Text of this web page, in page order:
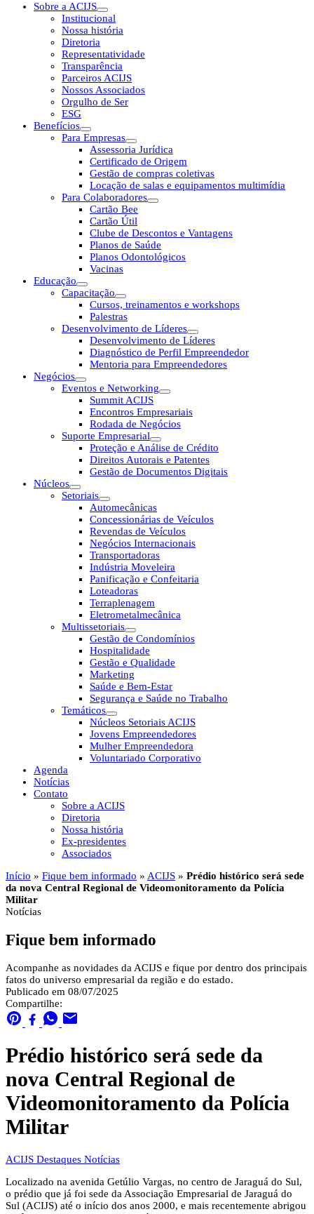
Sobre a ACIJS
Institucional
Nossa história
Diretoria
Representatividade
Transparência
Parceiros ACIJS
Nossos Associados
Orgulho de Ser
ESG
Benefícios
Para Empresas
Assessoria Jurídica
Certificado de Origem
Gestão de compras coletivas
Locação de salas e equipamentos multimídia
Para Colaboradores
Cartão Bee
Cartão Útil
Clube de Descontos e Vantagens
Planos de Saúde
Planos Odontológicos
Vacinas
Educação
Capacitação
Cursos, treinamentos e workshops
Palestras
Desenvolvimento de Líderes
Desenvolvimento de Líderes
Diagnóstico de Perfil Empreendedor
Mentoria para Empreendedores
Negócios
Eventos e Networking
Summit ACIJS
Encontros Empresariais
Rodada de Negócios
Suporte Empresarial
Proteção e Análise de Crédito
Direitos Autorais e Patentes
Gestão de Documentos Digitais
Núcleos
Setoriais
Automecânicas
Concessionárias de Veículos
Revendas de Veículos
Negócios Internacionais
Transportadoras
Indústria Moveleira
Panificação e Confeitaria
Loteadoras
Terraplenagem
Eletrometalmecânica
Multissetoriais
Gestão de Condomínios
Hospitalidade
Gestão e Qualidade
Marketing
Saúde e Bem-Estar
Segurança e Saúde no Trabalho
Temáticos
Núcleos Setoriais ACIJS
Jovens Empreendedores
Mulher Empreendedora
Voluntariado Corporativo
Agenda
Notícias
Contato
Sobre a ACIJS
Diretoria
Nossa história
Ex-presidentes
Associados
Início » Fique bem informado » ACIJS » Prédio histórico será sede
da nova Central Regional de Videomonitoramento da Polícia
Militar
Notícias
Fique bem informado
Acompanhe as novidades da ACIJS e fique por dentro dos principais
fatos do universo empresarial da região e do estado.
Publicado em 08/07/2025
Compartilhe:
Prédio histórico será sede da
nova Central Regional de
Videomonitoramento da Polícia
Militar
ACIJS Destaques Notícias
Localizado na avenida Getúlio Vargas, no centro de Jaraguá do Sul,
o prédio que já foi sede da Associação Empresarial de Jaraguá do
Sul (ACIJS) até o início dos anos 2000, e mais recentemente abrigou